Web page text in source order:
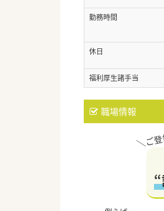
勤務時間
休日
福利厚生諸手当
職場情報